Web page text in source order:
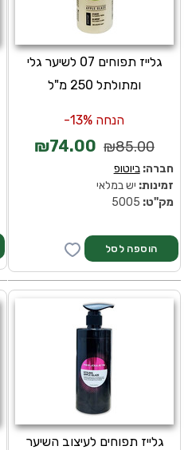
גלייז תפוחים 07 לשיער גלי
ומתולתל 250 מ"ל
הנחה 13%-
₪85.00
₪74.00
חברה:ביוטופ
זמינות: יש במלאי
מק''ט:
גלייז תפוחים לעיצוב השיער